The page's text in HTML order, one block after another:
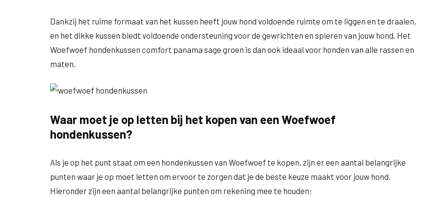
Dankzij het ruime formaat van het kussen heeft jouw hond voldoende ruimte om te liggen en te draaien,
en het dikke kussen biedt voldoende ondersteuning voor de gewrichten en spieren van jouw hond. Het
Woefwoef hondenkussen comfort panama sage groen is dan ook ideaal voor honden van alle rassen en
maten.
Waar moet je op letten bij het kopen van een Woefwoef
hondenkussen?
Als je op het punt staat om een hondenkussen van Woefwoef te kopen, zijn er een aantal belangrijke
punten waar je op moet letten om ervoor te zorgen dat je de beste keuze maakt voor jouw hond.
Hieronder zijn een aantal belangrijke punten om rekening mee te houden: